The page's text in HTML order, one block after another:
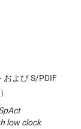
および S/PDIF
low clock